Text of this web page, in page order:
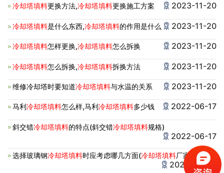
冷却塔填料更换方法,冷却塔填料更换施工方案 2023-11-20
冷却塔填料是什么东西,冷却塔填料的作用是什么 2023-11-20
冷却塔填料怎样更换,冷却塔填料怎么拆换 2023-11-20
冷却塔填料怎么拆换,冷却塔填料拆换方法 2023-11-20
维修冷却塔时要知道冷却塔填料与水温的关系 2023-11-20
马利冷却塔填料怎么样,马利冷却塔填料多少钱 2022-06-17
斜交错冷却塔填料的特点(斜交错冷却塔填料规格)
2022-06-17
选择玻璃钢冷却塔填料时应考虑哪几方面(冷却塔填料厂家)
2022-06-06